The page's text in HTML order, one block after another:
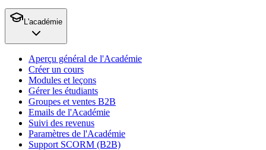
L'académie
Aperçu général de l'Académie
Créer un cours
Modules et leçons
Gérer les étudiants
Groupes et ventes B2B
Emails de l'Académie
Suivi des revenus
Paramètres de l'Académie
Support SCORM (B2B)